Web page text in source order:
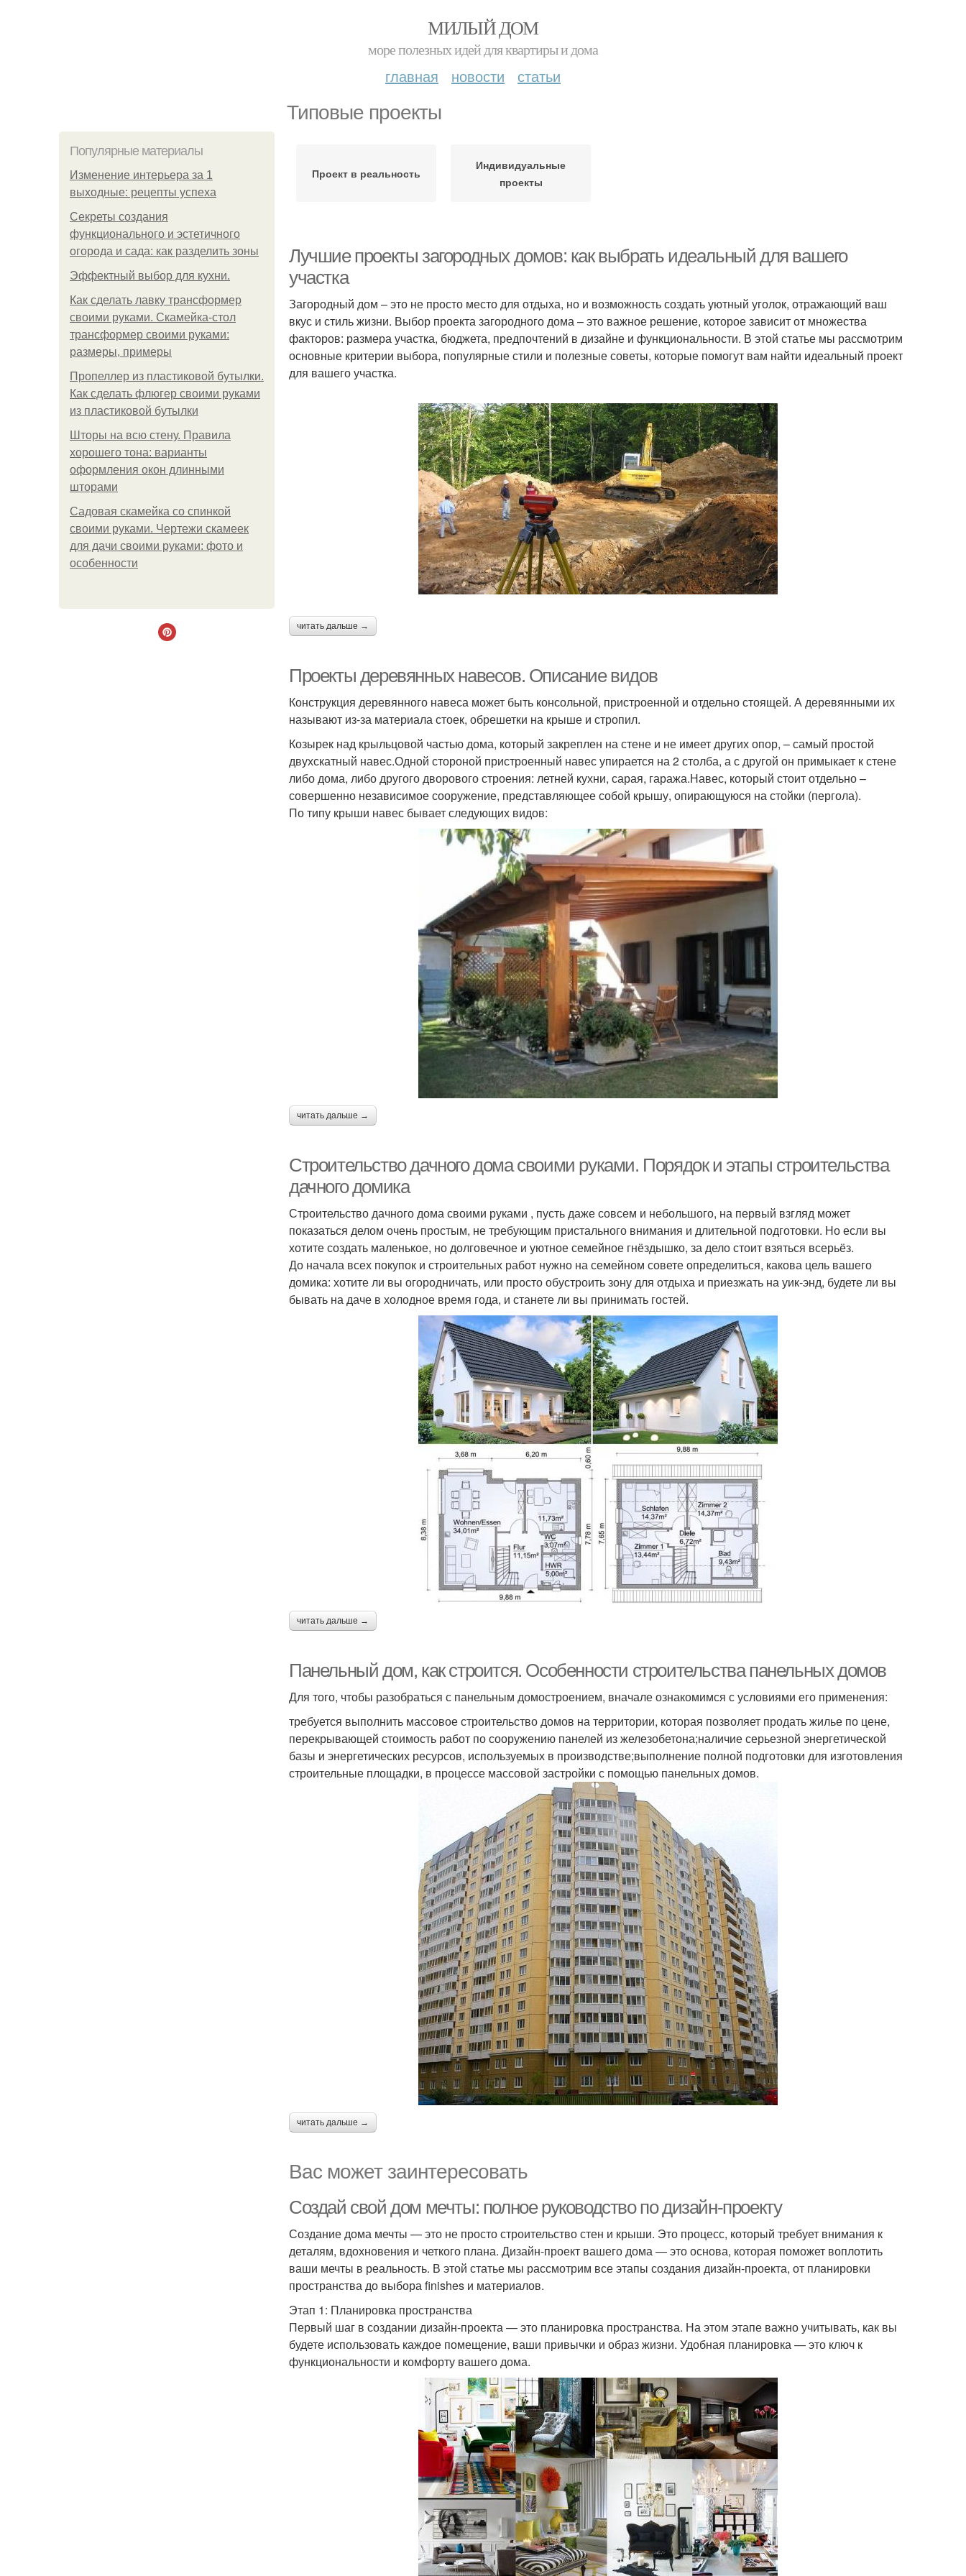
МИЛЫЙ ДОМ
море полезных идей для квартиры и дома
главная новости статьи
Типовые проекты
Популярные материалы
Изменение интерьера за 1
выходные: рецепты успеха
Секреты создания
функционального и эстетичного
огорода и сада: как разделить зоны
Эффектный выбор для кухни.
Как сделать лавку трансформер
своими руками. Скамейка-стол
трансформер своими руками:
размеры, примеры
Пропеллер из пластиковой бутылки.
Как сделать флюгер своими руками
из пластиковой бутылки
Шторы на всю стену. Правила
хорошего тона: варианты
оформления окон длинными
шторами
Садовая скамейка со спинкой
своими руками. Чертежи скамеек
для дачи своими руками: фото и
особенности
Проект в реальность
Индивидуальные
проекты
Лучшие проекты загородных домов: как выбрать идеальный для вашего
участка
Загородный дом – это не просто место для отдыха, но и возможность создать уютный уголок, отражающий ваш
вкус и стиль жизни. Выбор проекта загородного дома – это важное решение, которое зависит от множества
факторов: размера участка, бюджета, предпочтений в дизайне и функциональности. В этой статье мы рассмотрим
основные критерии выбора, популярные стили и полезные советы, которые помогут вам найти идеальный проект
для вашего участка.
читать дальше →
Проекты деревянных навесов. Описание видов
Конструкция деревянного навеса может быть консольной, пристроенной и отдельно стоящей. А деревянными их
называют из-за материала стоек, обрешетки на крыше и стропил.
Козырек над крыльцовой частью дома, который закреплен на стене и не имеет других опор, – самый простой
двухскатный навес.Одной стороной пристроенный навес упирается на 2 столба, а с другой он примыкает к стене
либо дома, либо другого дворового строения: летней кухни, сарая, гаража.Навес, который стоит отдельно –
совершенно независимое сооружение, представляющее собой крышу, опирающуюся на стойки (пергола).
По типу крыши навес бывает следующих видов:
читать дальше →
Строительство дачного дома своими руками. Порядок и этапы строительства
дачного домика
Строительство дачного дома своими руками , пусть даже совсем и небольшого, на первый взгляд может
показаться делом очень простым, не требующим пристального внимания и длительной подготовки. Но если вы
хотите создать маленькое, но долговечное и уютное семейное гнёздышко, за дело стоит взяться всерьёз.
До начала всех покупок и строительных работ нужно на семейном совете определиться, какова цель вашего
домика: хотите ли вы огородничать, или просто обустроить зону для отдыха и приезжать на уик-энд, будете ли вы
бывать на даче в холодное время года, и станете ли вы принимать гостей.
читать дальше →
Панельный дом, как строится. Особенности строительства панельных домов
Для того, чтобы разобраться с панельным домостроением, вначале ознакомимся с условиями его применения:
требуется выполнить массовое строительство домов на территории, которая позволяет продать жилье по цене,
перекрывающей стоимость работ по сооружению панелей из железобетона;наличие серьезной энергетической
базы и энергетических ресурсов, используемых в производстве;выполнение полной подготовки для изготовления
строительные площадки, в процессе массовой застройки с помощью панельных домов.
читать дальше →
Вас может заинтересовать
Создай свой дом мечты: полное руководство по дизайн-проекту
Создание дома мечты — это не просто строительство стен и крыши. Это процесс, который требует внимания к
деталям, вдохновения и четкого плана. Дизайн-проект вашего дома — это основа, которая поможет воплотить
ваши мечты в реальность. В этой статье мы рассмотрим все этапы создания дизайн-проекта, от планировки
пространства до выбора finishes и материалов.
Этап 1: Планировка пространства
Первый шаг в создании дизайн-проекта — это планировка пространства. На этом этапе важно учитывать, как вы
будете использовать каждое помещение, ваши привычки и образ жизни. Удобная планировка — это ключ к
функциональности и комфорту вашего дома.